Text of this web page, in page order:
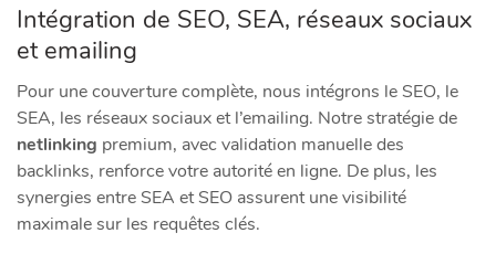
Intégration de SEO, SEA, réseaux sociaux
et emailing
Pour une couverture complète, nous intégrons le SEO, le
SEA, les réseaux sociaux et l’emailing. Notre stratégie de
netlinking premium, avec validation manuelle des
backlinks, renforce votre autorité en ligne. De plus, les
synergies entre SEA et SEO assurent une visibilité
maximale sur les requêtes clés.